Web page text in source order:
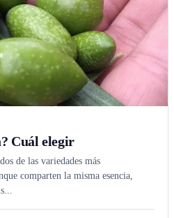
Cuál elegir
de las variedades más
comparten la misma esencia,